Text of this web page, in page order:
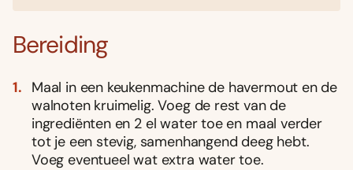
Bereiding
Maal in een keukenmachine de havermout en de
walnoten kruimelig. Voeg de rest van de
ingrediënten en 2 el water toe en maal verder
tot je een stevig, samenhangend deeg hebt.
Voeg eventueel wat extra water toe.